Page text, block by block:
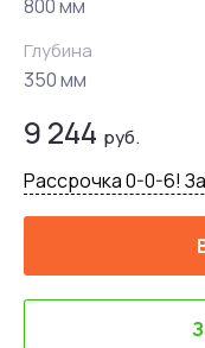
800 мм
Глубина
350 мм
9 244 руб.
Рассрочка 0-0-6!